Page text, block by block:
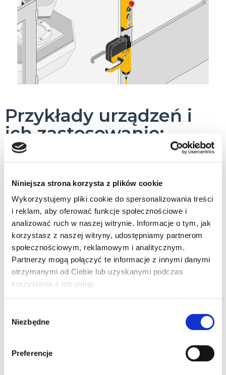
Niniejsza strona korzysta z plików cookie
Wykorzystujemy pliki cookie do spersonalizowania treści
i reklam, aby oferować funkcje społecznościowe i
analizować ruch w naszej witrynie. Informacje o tym, jak
korzystasz z naszej witryny, udostępniamy partnerom
społecznościowym, reklamowym i analitycznym.
Partnerzy mogą połączyć te informacje z innymi danymi
otrzymanymi od Ciebie lub uzyskanymi podczas
korzystania z ich usług.
zgody
Niezbędne
Preferencje
Przykłady urządzeń i
ich zastosowanie:
Modułowe systemy blokowania osłon
systemy bezpieczeństwa, które integrują
wiele funkcji w jednym urządzeniu. Łączą
w sobiewyłącznik bezpieczeństwa z
blokadą, funkcjęryglowania, a także
przyciski sterujące,wyłączniki awaryjne
inne opcje. Dostępne są w różnych
wariantach, od standardowych po
specjalistyczne, co pozwala na idealne
dopasowanie do specyficznych wymagań
aplikacji. Dzięki modułowej budowie,
systemy PSENgate umożliwiają łatwą
rozbudowę i dostosowanie do